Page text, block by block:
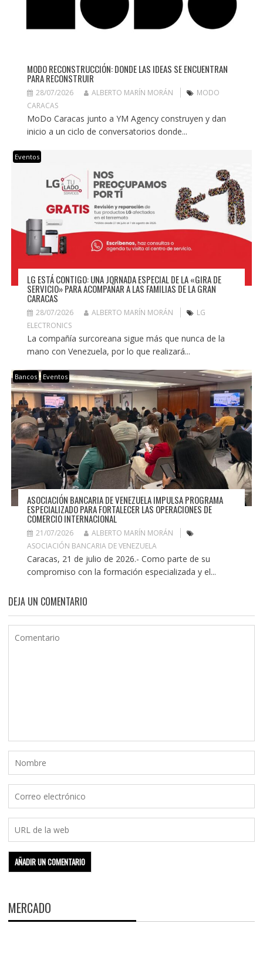
MODO RECONSTRUCCIÓN: DONDE LAS IDEAS SE ENCUENTRAN
PARA RECONSTRUIR
28/07/2026 ALBERTO MARÍN MORÁN
MODO
CARACAS
MoDo Caracas junto a YM Agency construyen y dan
inicio a un ciclo de conversatorios donde...
Eventos
LG ESTÁ CONTIGO: UNA JORNADA ESPECIAL DE LA «GIRA DE
SERVICIO» PARA ACOMPAÑAR A LAS FAMILIAS DE LA GRAN
CARACAS
28/07/2026 ALBERTO MARÍN MORÁN
LG
ELECTRONICS
La compañía surcoreana sigue más que nunca de la
mano con Venezuela, por lo que realizará...
Bancos Eventos
ASOCIACIÓN BANCARIA DE VENEZUELA IMPULSA PROGRAMA
ESPECIALIZADO PARA FORTALECER LAS OPERACIONES DE
COMERCIO INTERNACIONAL
21/07/2026
ALBERTO MARÍN MORÁN
ASOCIACIÓN BANCARIA DE VENEZUELA
Caracas, 21 de julio de 2026.- Como parte de su
compromiso con la formación especializada y el...
DEJA UN COMENTARIO
MERCADO